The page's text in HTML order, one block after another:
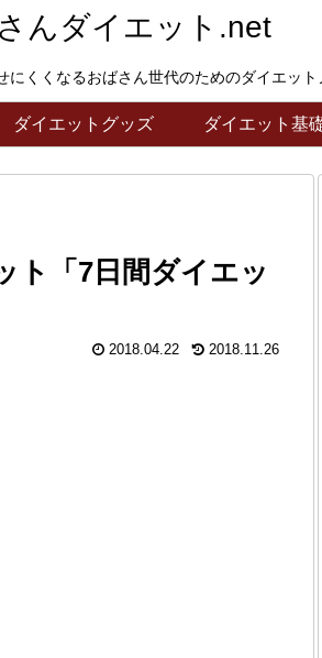
んダイエット.net
くくなるおばさん世代のためのダイエット
ダイエットグッズ ダイエット基
「7日間ダイエッ
2018.11.26
2018.04.22